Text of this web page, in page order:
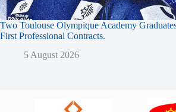
Two Toulouse Olympique Academy
First Professional Contracts.
5 August 2026